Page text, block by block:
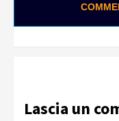
Lascia un